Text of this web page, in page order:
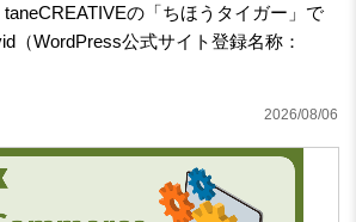
の「ちほうタイガー」で
（WordPress公式サイト登録名称：
2026/08/06